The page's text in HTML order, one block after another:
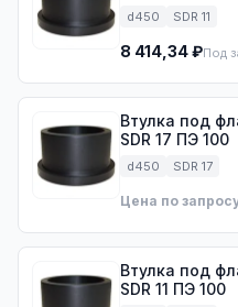
d450 SDR 11
8 414,34 ₽Под
Втулка под
SDR 17 ПЭ 100
d450 SDR 17
Цена по
Втулка под
SDR 11 ПЭ 100